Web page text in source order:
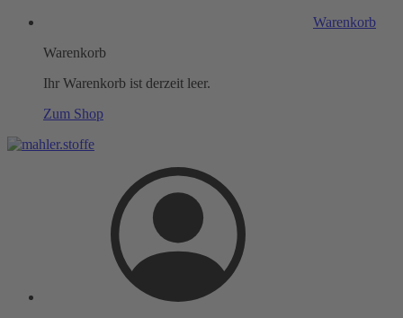
Warenkorb
Warenkorb
Ihr Warenkorb ist derzeit leer.
Zum Shop